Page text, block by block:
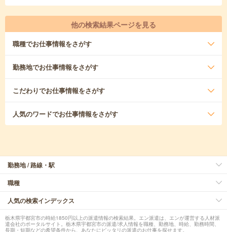
他の検索結果ページを見る
職種でお仕事情報をさがす
勤務地でお仕事情報をさがす
こだわりでお仕事情報をさがす
人気のワードでお仕事情報をさがす
勤務地 / 路線・駅
職種
人気の検索インデックス
栃木県宇都宮市の時給1850円以上の派遣情報の検索結果。エン派遣は、エンが運営する人材派
遣会社のポータルサイト。栃木県宇都宮市の派遣/求人情報を職種、勤務地、時給、勤務時間、
長期・短期などの希望条件から、あなたにピッタリの派遣のお仕事を探せます。